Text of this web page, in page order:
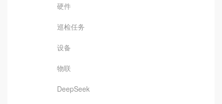
硬件
巡检任务
设备
物联
DeepSeek